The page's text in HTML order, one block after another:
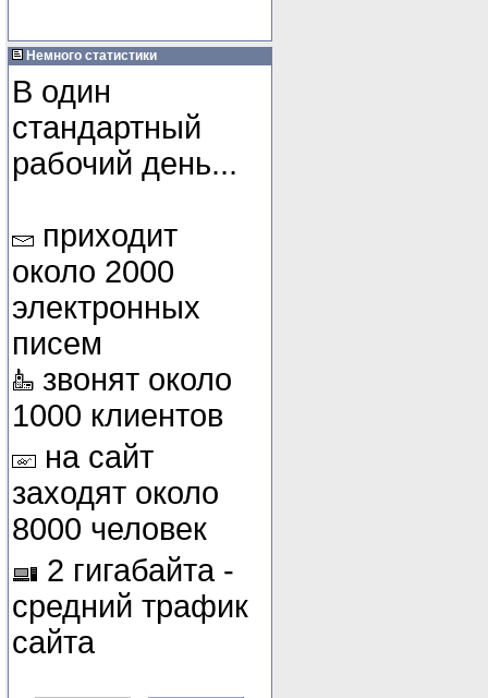
Немного статистики
В один
стандартный
рабочий день...
приходит
около 2000
электронных
писем
звонят около
1000 клиентов
на сайт
заходят около
8000 человек
2 гигабайта -
средний трафик
сайта